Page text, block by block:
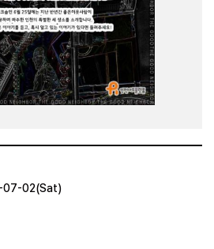
07-02(Sat)